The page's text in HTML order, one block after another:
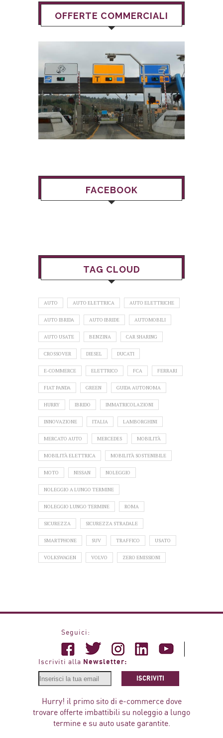
OFFERTE COMMERCIALI
FACEBOOK
TAG CLOUD
AUTO AUTO ELETTRICA AUTO ELETTRICHE
AUTO IBRIDA AUTO IBRIDE AUTOMOBILI
AUTO USATE BENZINA CAR SHARING
CROSSOVER DIESEL DUCATI
E-COMMERCE ELETTRICO FCA FERRARI
FIAT PANDA GREEN GUIDA AUTONOMA
HURRY IBRIDO IMMATRICOLAZIONI
INNOVAZIONE ITALIA LAMBORGHINI
MERCATO AUTO MERCEDES MOBILITÀ
MOBILITÀ ELETTRICA MOBILITÀ SOSTENIBILE
MOTO NISSAN NOLEGGIO
NOLEGGIO A LUNGO TERMINE
NOLEGGIO LUNGO TERMINE ROMA
SICUREZZA SICUREZZA STRADALE
SMARTPHONE SUV TRAFFICO USATO
VOLKSWAGEN VOLVO ZERO EMISSIONI
Seguici:
Iscriviti alla Newsletter:
ISCRIVITI
Hurry! il primo sito di e-commerce dove
trovare offerte imbattibili su noleggio a lungo
termine e su auto usate garantite.